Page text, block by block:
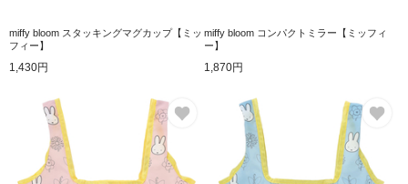
miffy bloom スタッキングマグカップ【ミッ
フィー】
1,430円
miffy bloom コンパクトミラー【ミッフィ
ー】
1,870円
お気に入り